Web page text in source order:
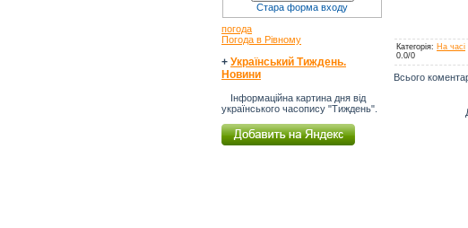
Стара форма входу
погода
Погода в Рівному
+ Український Тиждень.
Новини
Інформаційна картина дня від
українського часопису "Тиждень".
Категорія: На часі
0.0/0
Всього